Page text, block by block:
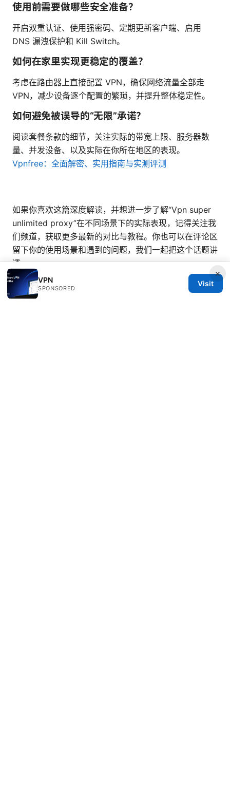
使用前需要做哪些安全准备？
开启双重认证、使用强密码、定期更新客户端、启用
DNS 漏洩保护和 Kill Switch。
如何在家里实现更稳定的覆盖？
考虑在路由器上直接配置 VPN，确保网络流量全部走
VPN，减少设备逐个配置的繁琐，并提升整体稳定性。
如何避免被误导的“无限”承诺？
阅读套餐条款的细节，关注实际的带宽上限、服务器数
量、并发设备、以及实际在你所在地区的表现。
Vpnfree：全面解密、实用指南与实测评测
如果你喜欢这篇深度解读，并想进一步了解“Vpn super
unlimited proxy”在不同场景下的实际表现，记得关注我
们频道，获取更多最新的对比与教程。你也可以在评论区
留下你的使用场景和遇到的问题，我们一起把这个话题讲
透。
×
VPN
SPONSORED
Visit